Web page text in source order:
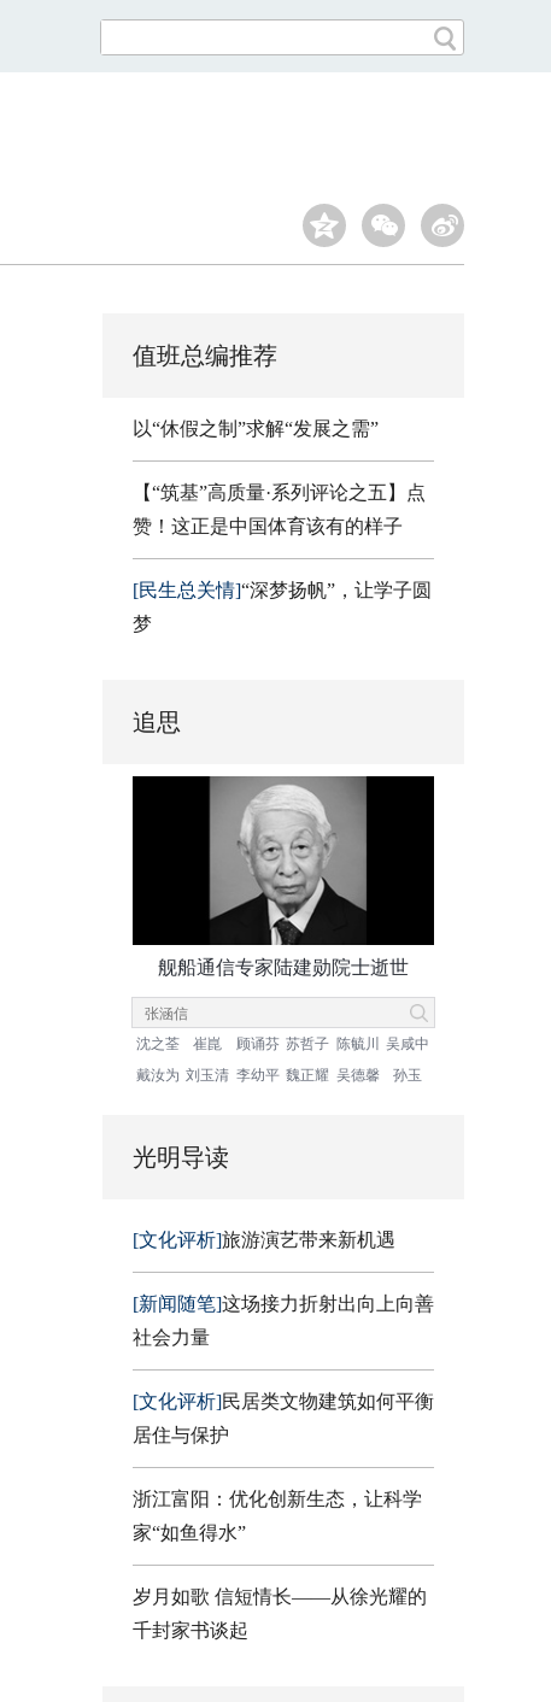
值班总编推荐
以“休假之制”求解“发展之需”
【“筑基”高质量·系列评论之五】点
赞！这正是中国体育该有的样子
[民生总关情]“深梦扬帆”，让学子圆
梦
追思
舰船通信专家陆建勋院士逝世
沈之荃 崔崑 顾诵芬 苏哲子 陈毓川
吴咸中
戴汝为 刘玉清 李幼平 魏正耀 吴德馨 孙玉
光明导读
[文化评析]旅游演艺带来新机遇
[新闻随笔]这场接力折射出向上向善
社会力量
[文化评析]民居类文物建筑如何平衡
居住与保护
浙江富阳：优化创新生态，让科学
家“如鱼得水”
岁月如歌 信短情长——从徐光耀的
千封家书谈起